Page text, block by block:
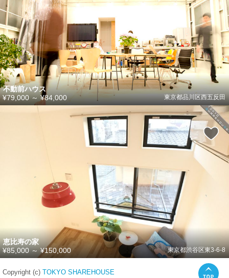
不動前ハウス
東京都品川区西五反田
¥79,000～¥84,000
恵比寿の家
東京都渋谷区東3-6-8
¥85,000～¥150,000
Copyright (c) TOKYO SHAREHOUSE